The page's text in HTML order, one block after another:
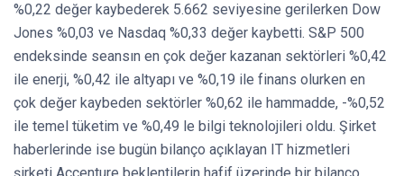
%0,22 değer kaybederek 5.662 seviyesine gerilerken Dow
Jones %0,03 ve Nasdaq %0,33 değer kaybetti. S&P 500
endeksinde seansın en çok değer kazanan sektörleri %0,42
ile enerji, %0,42 ile altyapı ve %0,19 ile finans olurken en
çok değer kaybeden sektörler %0,62 ile hammadde, -%0,52
ile temel tüketim ve %0,49 le bilgi teknolojileri oldu. Şirket
haberlerinde ise bugün bilanço açıklayan IT hizmetleri